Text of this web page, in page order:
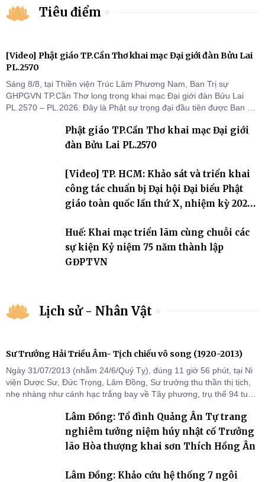
Tiêu điểm
[Video] Phật giáo TP.Cần Thơ khai mạc Đại giới đàn Bửu Lai
PL.2570
Sáng 8/8, tại Thiền viện Trúc Lâm Phương Nam, Ban Trị sự
GHPGVN TP.Cần Thơ long trọng khai mạc Đại giới đàn Bửu Lai
PL.2570 – PL.2026. Đây là Phật sự trọng đại đầu tiên được Ban Trị
thứ I, thể hiện sự quan tâm đối với công tác truyền giới, đào tạo
Tăng tài và tiếp nối mạng mạch Tăng-g
Phật giáo TP.Cần Thơ khai mạc Đại giới
đàn Bửu Lai PL.2570
[Video] TP. HCM: Khảo sát và triển khai
công tác chuẩn bị Đại hội Đại biểu Phật
giáo toàn quốc lần thứ X, nhiệm kỳ 2026-
Huế: Khai mạc triển lãm cùng chuỗi các
sự kiện Kỷ niệm 75 năm thành lập
GĐPTVN
Lịch sử - Nhân Vật
Sư Trưởng Hải Triều Âm- Tịch chiếu vô song (1920-2013)
Ngày 31/07/2013 (nhằm 24/6/Quý Tỵ), đúng 11 giờ 56 phút, tại Ni
viện Dược Sư, Đức Trọng, Lâm Đồng, Sư trưởng thu thần thị tịch,
nhẹ nhàng như cánh hạc trắng bay về Tây phương, trụ thế 94 tuổi
Lâm Đồng: Tổ đình Quảng Ân Tự trang
nghiêm tưởng niệm húy nhật cố Trưởng
lão Hòa thượng khai sơn Thích Hồng Ân
Lâm Đồng: Khảo cứu hệ thống 7 ngôi